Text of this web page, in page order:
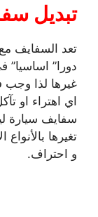
تبديل
تعد السفايف
دورا” اساسيا”
غيرها لذا
اي اهتراء او
سفايف سيارة
تغيرها
و احتراف.